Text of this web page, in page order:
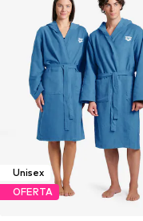
Unisex
OFERTA